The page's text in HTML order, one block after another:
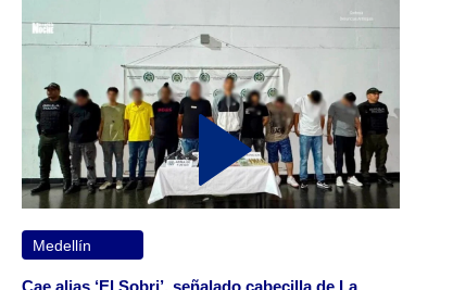
Medellín
Cae alias ‘El Sobri’, señalado cabecilla de La